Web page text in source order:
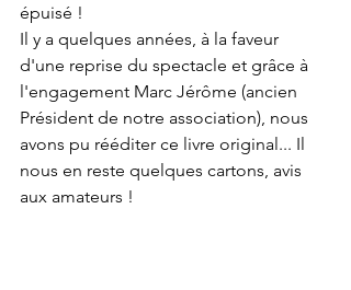
épuisé !
Il y a quelques années, à la faveur
d'une reprise du spectacle et grâce à
l'engagement Marc Jérôme (ancien
Président de notre association), nous
avons pu rééditer ce livre original... Il
nous en reste quelques cartons, avis
aux amateurs !